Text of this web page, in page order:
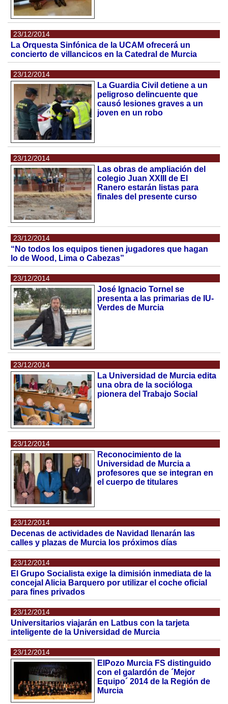
23/12/2014
La Orquesta Sinfónica de la UCAM ofrecerá un
concierto de villancicos en la Catedral de Murcia
23/12/2014
La Guardia Civil detiene a un
peligroso delincuente que
causó lesiones graves a un
joven en un robo
23/12/2014
Las obras de ampliación del
colegio Juan XXIII de El
Ranero estarán listas para
finales del presente curso
23/12/2014
“No todos los equipos tienen jugadores que hagan
lo de Wood, Lima o Cabezas”
23/12/2014
José Ignacio Tornel se
presenta a las primarias de IU-
Verdes de Murcia
23/12/2014
La Universidad de Murcia edita
una obra de la socióloga
pionera del Trabajo Social
23/12/2014
Reconocimiento de la
Universidad de Murcia a
profesores que se integran en
el cuerpo de titulares
23/12/2014
Decenas de actividades de Navidad llenarán las
calles y plazas de Murcia los próximos días
23/12/2014
El Grupo Socialista exige la dimisión inmediata de la
concejal Alicia Barquero por utilizar el coche oficial
para fines privados
23/12/2014
Universitarios viajarán en Latbus con la tarjeta
inteligente de la Universidad de Murcia
23/12/2014
ElPozo Murcia FS distinguido
con el galardón de ´Mejor
Equipo´ 2014 de la Región de
Murcia